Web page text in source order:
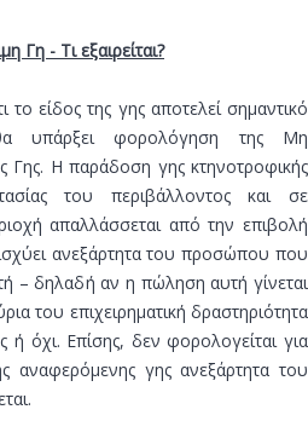
Γη - Τι εξαιρείται?
είδος της γης αποτελεί σημαντικό
υπάρξει φορολόγηση της Μη
Γης. Η παράδοση γης κτηνοτροφικής
του περιβάλλοντος και σε
απαλλάσσεται από την επιβολή
ανεξάρτητα του προσώπου που
– δηλαδή αν η πώληση αυτή γίνεται
του επιχειρηματική δραστηριότητα
όχι. Επίσης, δεν φορολογείται για
γης ανεξάρτητα του